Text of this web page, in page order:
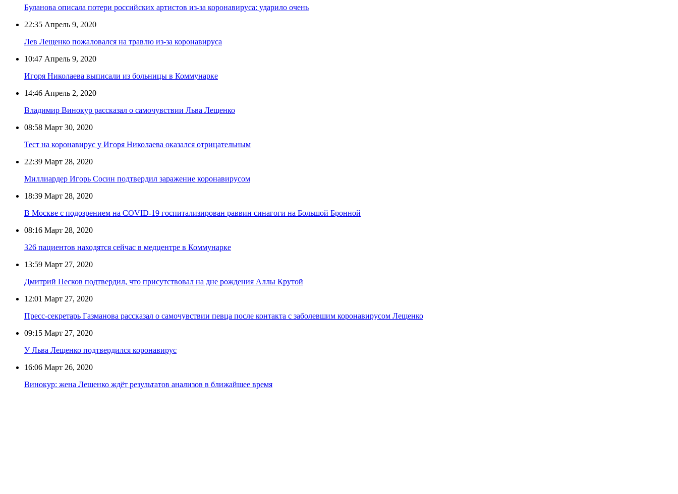
Буланова описала потери российских артистов из-за коронавируса: ударило очень
22:35 Апрель 9, 2020
Лев Лещенко пожаловался на травлю из-за коронавируса
10:47 Апрель 9, 2020
Игоря Николаева выписали из больницы в Коммунарке
14:46 Апрель 2, 2020
Владимир Винокур рассказал о самочувствии Льва Лещенко
08:58 Март 30, 2020
Тест на коронавирус у Игоря Николаева оказался отрицательным
22:39 Март 28, 2020
Миллиардер Игорь Сосин подтвердил заражение коронавирусом
18:39 Март 28, 2020
В Москве с подозрением на COVID-19 госпитализирован раввин синагоги на Большой Бронной
08:16 Март 28, 2020
326 пациентов находятся сейчас в медцентре в Коммунарке
13:59 Март 27, 2020
Дмитрий Песков подтвердил, что присутствовал на дне рождения Аллы Крутой
12:01 Март 27, 2020
Пресс-секретарь Газманова рассказал о самочувствии певца после контакта с заболевшим коронавирусом Лещенко
09:15 Март 27, 2020
У Льва Лещенко подтвердился коронавирус
16:06 Март 26, 2020
Винокур: жена Лещенко ждёт результатов анализов в ближайшее время